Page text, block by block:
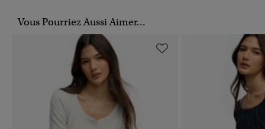
Vous Pourriez Aussi Aimer...